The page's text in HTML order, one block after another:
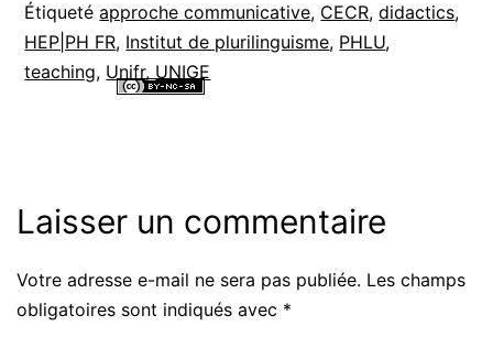
Étiquetéapproche communicative, CECR,didactics,
HEP|PH FR, Institut de plurilinguisme, PHLU,
teaching, Unifr, UNIGE
Laisser un commentaire
Votre adresse e-mail ne sera pas publiée. Les champs
obligatoires sont indiqués avec *
Alternative: